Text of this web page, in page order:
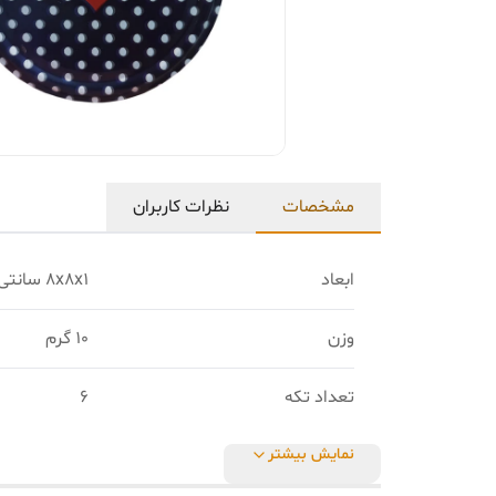
مشخصات نظرات کاربران
ابعاد 8x8x1 سانتی‌متر
وزن 10 گرم
تعداد تکه 6
نمایش بیشتر